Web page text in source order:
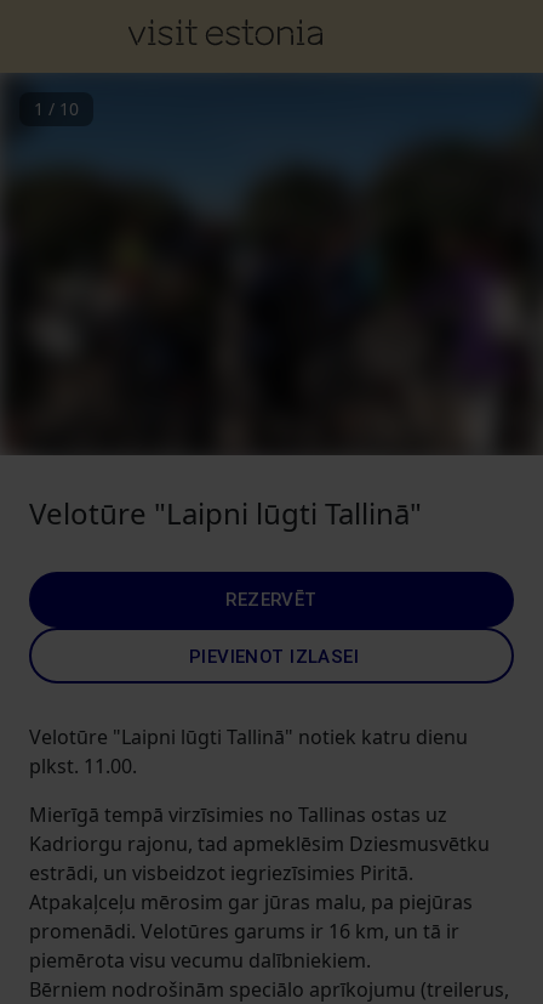
1 / 10
Velotūre "Laipni lūgti Tallinā"
REZERVĒT
PIEVIENOT IZLASEI
Velotūre "Laipni lūgti Tallinā" notiek katru dienu
plkst. 11.00.
Mierīgā tempā virzīsimies no Tallinas ostas uz
Kadriorgu rajonu, tad apmeklēsim Dziesmusvētku
estrādi, un visbeidzot iegriezīsimies Piritā.
Atpakaļceļu mērosim gar jūras malu, pa piejūras
promenādi. Velotūres garums ir 16 km, un tā ir
piemērota visu vecumu dalībniekiem.
Bērniem nodrošinām speciālo aprīkojumu (treilerus,